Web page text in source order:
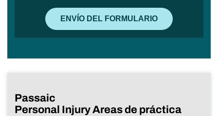
Passaic
Personal Injury Areas de práctica